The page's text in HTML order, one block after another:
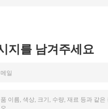
지를 남겨주세요